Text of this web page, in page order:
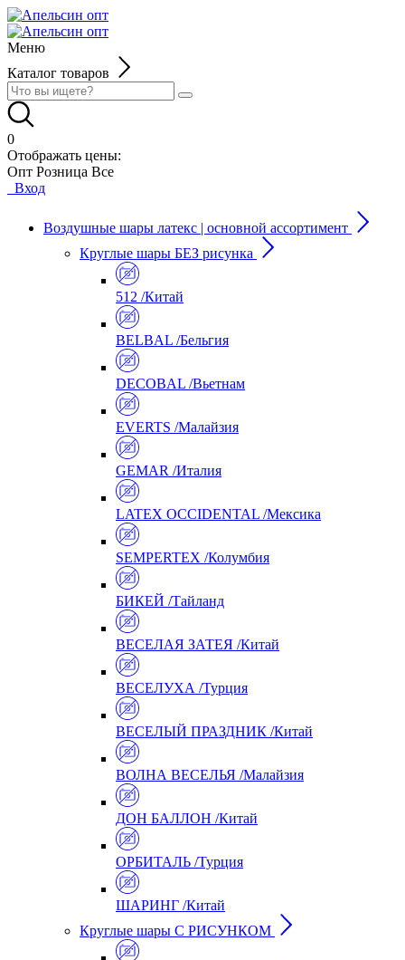
Меню
Каталог товаров
0
Отображать цены:
Опт Розница Все
Вход
Воздушные шары латекс | основной ассортимент
Круглые шары БЕЗ рисунка
512 /Китай
BELBAL /Бельгия
DECOBAL /Вьетнам
EVERTS /Малайзия
GEMAR /Италия
LATEX OCCIDENTAL /Мексика
SEMPERTEX /Колумбия
БИКЕЙ /Тайланд
ВЕСЕЛАЯ ЗАТЕЯ /Китай
ВЕСЕЛУХА /Турция
ВЕСЕЛЫЙ ПРАЗДНИК /Китай
ВОЛНА ВЕСЕЛЬЯ /Малайзия
ДОН БАЛЛОН /Китай
ОРБИТАЛЬ /Турция
ШАРИНГ /Китай
Круглые шары С РИСУНКОМ